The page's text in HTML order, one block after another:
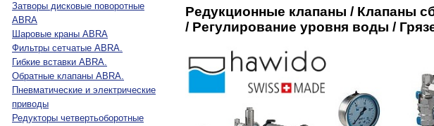
Затворы дисковые поворотные
ABRA
Шаровые краны ABRA
Фильтры сетчатые ABRA.
Гибкие вставки ABRA.
Обратные клапаны ABRA.
Пневматические и электрические
приводы
Редукторы четвертьоборотные
Редукционные клапаны / Клапаны
/ Регулирование уровня воды /